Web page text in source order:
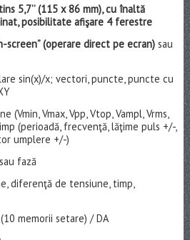
5,7’’ (115 x 86 mm), cu înaltă
posibilitate afişare 4 ferestre
screen” (operare direct pe ecran) sau
sin(x)/x; vectori, puncte, puncte cu
(Vmin, Vmax, Vpp, Vtop, Vampl, Vrms,
(perioadă, frecvenţă, lăţime puls +/-,
umplere +/-)
fază
diferenţă de tensiune, timp,
(10 memorii setare) / DA